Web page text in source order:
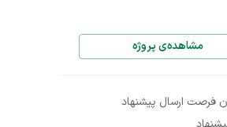
مشاهده‌ی پروژه
فرصت ارسال پیشنهاد